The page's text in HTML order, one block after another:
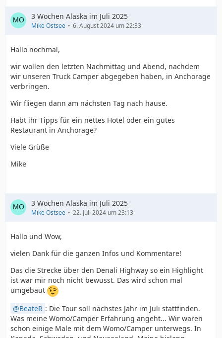
3 Wochen Alaska im Juli 2025
Mike Ostsee 6. August 2024 um 22:33
Hallo nochmal,
wir wollen den letzten Nachmittag und Abend, nachdem
wir unseren Truck Camper abgegeben haben, in Anchorage
verbringen.
Wir fliegen dann am nächsten Tag nach hause.
Habt ihr Tipps für ein nettes Hotel oder ein gutes
Restaurant in Anchorage?
Viele Grüße
Mike
3 Wochen Alaska im Juli 2025
Mike Ostsee 22. Juli 2024 um 23:13
Hallo und Wow,
vielen Dank für die ganzen Infos und Kommentare!
Das die Strecke über den Denali Highway so ein Highlight
ist war mir noch nicht bewusst. Das wird schon mal
umgebaut
BeateR : Die Tour soll nächstes Jahr im Juli stattfinden.
Was meine Womo/Camper Erfahrung angeht... Wir waren
schon einige Male mit dem Womo/Camper unterwegs. In